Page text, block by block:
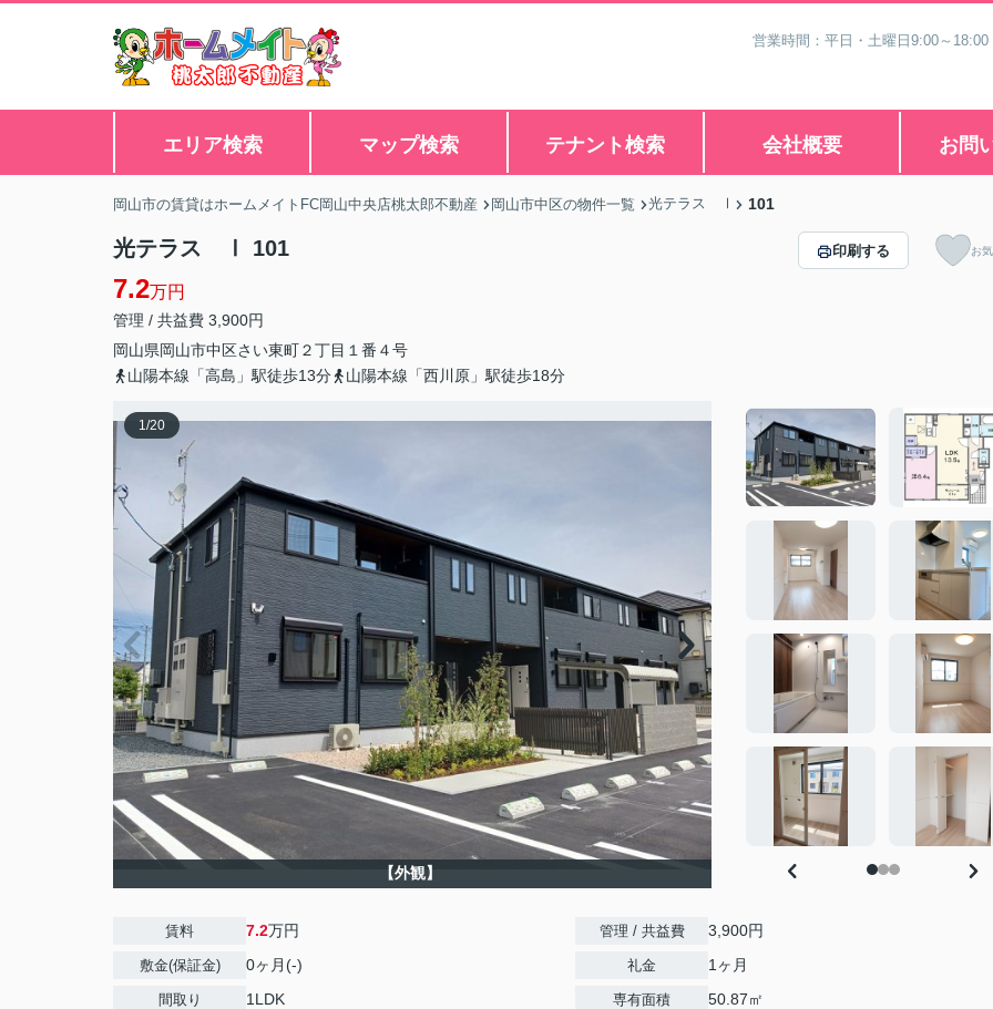
営業時間：平日・土曜日9:00～
エリア検索 マップ検索 テナント検索 会社概要 お問
岡山市の賃貸はホームメイトFC岡山中央店桃太郎不動産 岡山市中区の物件一覧 光テラス Ⅰ 101
光テラス Ⅰ 101
7.2万円
管理 / 共益費 3,900円
岡山県岡山市中区さい東町２丁目１番４号
山陽本線「高島」駅徒歩13分
山陽本線「西川原」駅徒歩18分
印刷する お
1/20
【外観】
賃料 7.2万円
敷金(保証金) 0ヶ月(-)
間取り 1LDK
管理 / 共益費 3,900円
礼金 1ヶ月
専有面積 50.87㎡